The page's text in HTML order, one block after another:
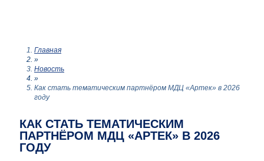
Главная
»
Новость
»
Как стать тематическим партнёром МДЦ «Артек» в 2026
году
КАК СТАТЬ ТЕМАТИЧЕСКИМ
ПАРТНЁРОМ МДЦ «АРТЕК» В 2026
ГОДУ